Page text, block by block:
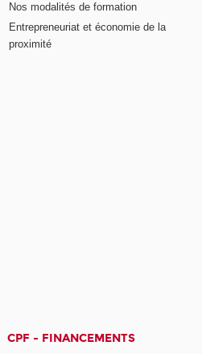
Nos modalités de formation
Entrepreneuriat et économie de la
proximité
CPF - FINANCEMENTS